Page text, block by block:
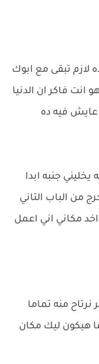
تبقى مع ابوك
انت فاكر ان الدنيا
عايش فيه ده
جنبه ابدا
من الباب التاني
مكاني اني اعمل
منه تماما
هيكون ليك مكان